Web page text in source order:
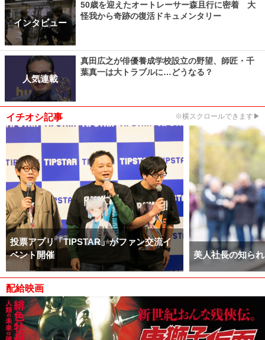
インタビュー
50歳を迎えたオートレーサー森且行に密着 大
怪我から奇跡の復活ドキュメンタリー
人気連載
真田広之が俳優養成学校設立の野望、師匠・千
葉真一は大トラブルに…どうなる？
イチオシ記事 ※横スクロールできます▶
投票アプリ「TIPSTAR」がファン交流イ
ベント開催
美人社長の知ら
配給映画